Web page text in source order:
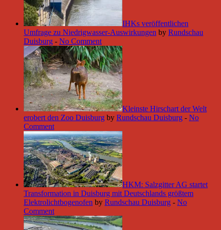
IHKs veröffentlichen
Umfrage zu Niedrigwasser-Auswirkungen by Rundschau
Duisburg - No Comment
Kleinste Hirschart der Welt
erobert den Zoo Duisburg by Rundschau Duisburg - No
Comment
HKM: Salzgitter AG startet
Transformation in Duisburg mit Deutschlands größtem
Elektrolichtbogenofen by Rundschau Duisburg - No
Comment